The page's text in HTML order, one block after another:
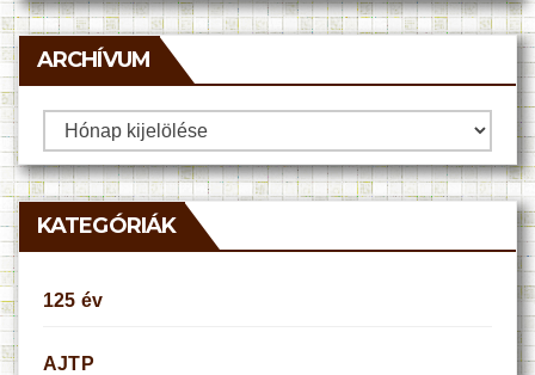
ARCHÍVUM
Archívum
KATEGÓRIÁK
125 év
AJTP